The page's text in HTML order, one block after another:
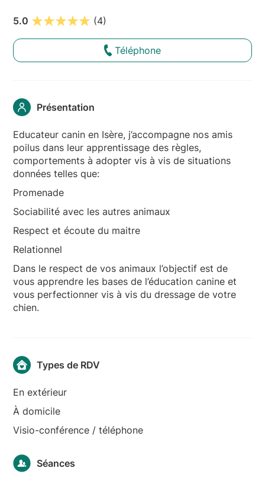
5.0 (4)
Téléphone
Présentation
Educateur canin en Isère, j’accompagne nos amis
poilus dans leur apprentissage des règles,
comportements à adopter vis à vis de situations
données telles que:
Promenade
Sociabilité avec les autres animaux
Respect et écoute du maitre
Relationnel
Dans le respect de vos animaux l’objectif est de
vous apprendre les bases de l’éducation canine et
vous perfectionner vis à vis du dressage de votre
chien.
Types de RDV
En extérieur
À domicile
Visio-conférence / téléphone
Séances